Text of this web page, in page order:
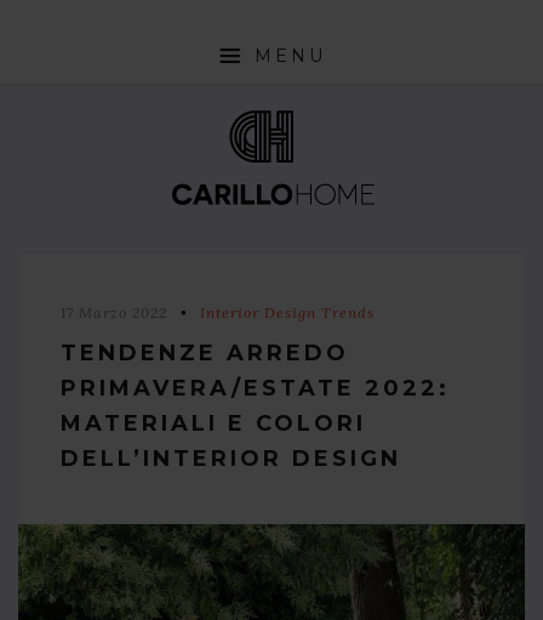
MENU
INTERIOR DESIGN TRENDS
NEWS17 Marzo 2022 Interior Design Trends
TENDENZE ARREDO
PRIMAVERA/ESTATE 2022:
MATERIALI E COLORI
DELL’INTERIOR DESIGN